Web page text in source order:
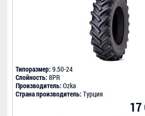
Типоразмер: 9.50-24
Слойность: 8PR
Производитель: Ozka
Страна производитель: Турция
17